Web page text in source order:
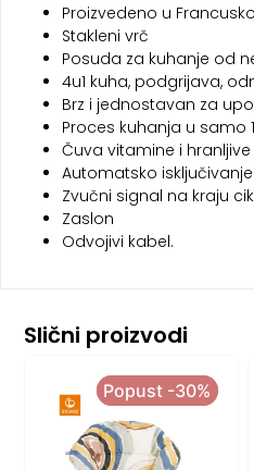
Proizvedeno u
Stakleni vrč
Posuda za kuhanje od
4u1 kuha, podgrijava,
Brz i jednostavan za
Proces kuhanja u samo
Čuva vitamine i
Automatsko isključivanje
Zvučni signal na kraju
Zaslon
Odvojivi kabel.
Slični proizvodi
Popust -30%
Popust -30%